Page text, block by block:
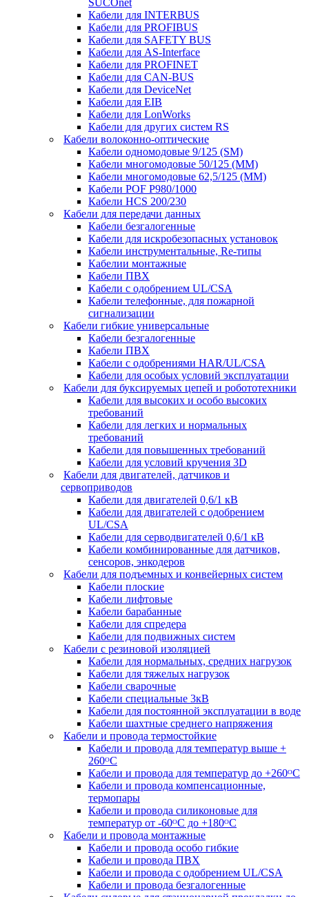
Кабели для INTERBUS
Кабели для PROFIBUS
Кабели для SAFETY BUS
Кабели для AS-Interface
Кабели для PROFINET
Кабели для CAN-BUS
Кабели для DeviceNet
Кабели для EIB
Кабели для LonWorks
Кабели для других систем RS
Кабели волоконно-оптические
Кабели одномодовые 9/125 (SM)
Кабели многомодовые 50/125 (ММ)
Кабели многомодовые 62,5/125 (ММ)
Кабели POF P980/1000
Кабели HCS 200/230
Кабели для передачи данных
Кабели безгалогенные
Кабели для искробезопасных установок
Кабели инструментальные, Re-типы
Кабелии монтажные
Кабели ПВХ
Кабели с одобрением UL/CSA
Кабели телефонные, для пожарной
сигнализации
Кабели гибкие универсальные
Кабели безгалогенные
Кабели ПВХ
Кабели с одобрениями HAR/UL/CSA
Кабели для особых условий эксплуатации
Кабели для буксируемых цепей и робототехники
Кабели для высоких и особо высоких
требований
Кабели для легких и нормальных
требований
Кабели для повышенных требований
Кабели для условий кручения 3D
Кабели для двигателей, датчиков и
сервоприводов
Кабели для двигателей 0,6/1 кВ
Кабели для двигателей с одобрением
UL/CSA
Кабели для серводвигателей 0,6/1 кВ
Кабели комбинированные для датчиков,
cенсоров, энкодеров
Кабели для подъемных и конвейерных систем
Кабели плоские
Кабели лифтовые
Кабели барабанные
Кабели для спредера
Кабели для подвижных систем
Кабели с резиновой изоляцией
Кабели для нормальных, средних нагрузок
Кабели для тяжелых нагрузок
Кабели сварочные
Кабели специальные 3кВ
Кабели для постоянной эксплуатации в воде
Кабели шахтные среднего напряжения
Кабели и провода термостойкие
Кабели и провода для температур выше +
260ᴼС
Кабели и провода для температур до +260ᴼС
Кабели и провода компенсационные,
термопары
Кабели и провода силиконовые для
температур от -60ᴼC до +180ᴼС
Кабели и провода монтажные
Кабели и провода особо гибкие
Кабели и провода ПВХ
Кабели и провода с одобрением UL/CSA
Кабели и провода безгалогенные